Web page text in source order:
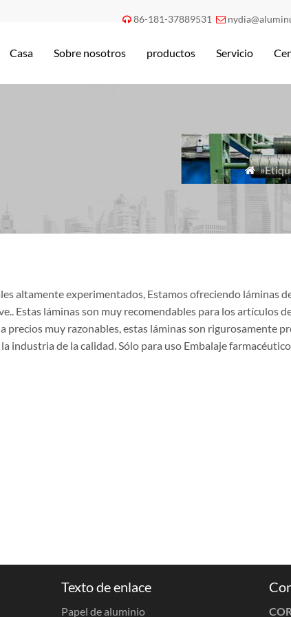
 86-181-37889531 
Casa Sobre nosotros productos Servicio

altamente experimentados, Estamos ofreciendo láminas
Estas láminas son muy recomendables para los artículos
precios muy razonables, estas láminas son rigurosamente
industria de la calidad. Sólo para uso Embalaje
Texto de enlace
Papel de aluminio